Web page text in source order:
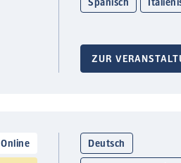
Spanisch
ZUR
Online Deutsch